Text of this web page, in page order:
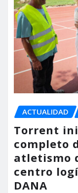
ACTUALIDAD
Torrent
completo
atletismo
centro
DANA